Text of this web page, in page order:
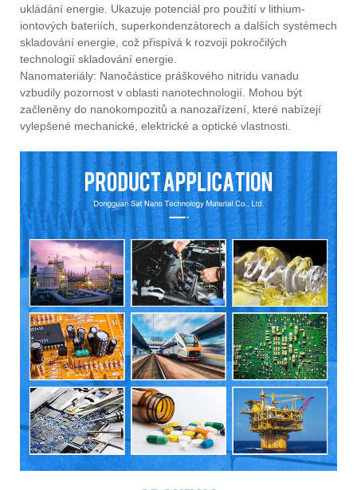
ukládání energie. Ukazuje potenciál pro použití v lithium-
iontových bateriích, superkondenzátorech a dalších systémech
skladování energie, což přispívá k rozvoji pokročilých
technologií skladování energie.
Nanomateriály: Nanočástice práškového nitridu vanadu
vzbudily pozornost v oblasti nanotechnologií. Mohou být
začleněny do nanokompozitů a nanozařízení, které nabízejí
vylepšené mechanické, elektrické a optické vlastnosti.